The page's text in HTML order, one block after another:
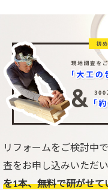
リフォームをご検討中
査をお申し込みいただ
を1本、無料で研がせて